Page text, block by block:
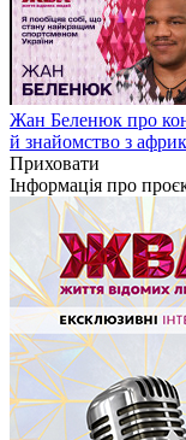
Жан Беленюк про
й знайомство з
Приховати
Інформація про